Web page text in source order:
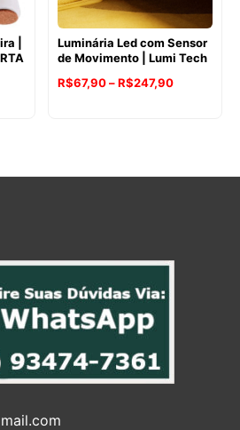
|
Luminária Led com Sensor
de Movimento | Lumi Tech
R$67,90–R$247,90Faixa
através